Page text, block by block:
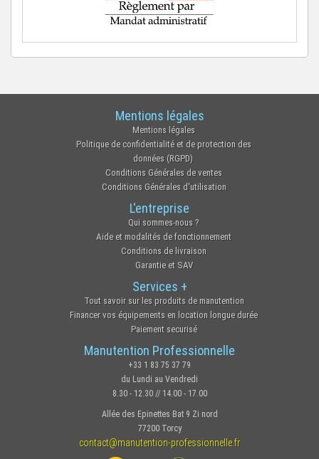
Mentions légales
Mentions légales
Politique de confidentialité et de protection des
données (RGPD)
Conditions Générales de ventes
Conditions Générales d'utilisation
L'entreprise
Qui sommes-nous ?
Aide et modalités de fonctionnement
Conditions de livraison
Garantie et SAV
Services +
Tout savoir sur les produits de manutention
Financer vos équipements en location longue durée
Paiement securisé
Manutention Professionnelle
+33 1 83 75 37 79
du Lundi au Vendredi
8.30 - 12.30 // 14.00 - 17.00
Allée des Epinettes Bat 9 Zi nord
77200 Torcy
contact@manutention-professionnelle.fr